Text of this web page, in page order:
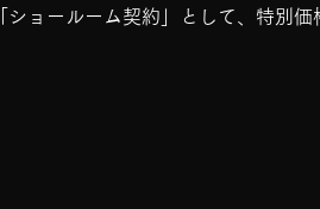
ョールーム契約」として、特別価